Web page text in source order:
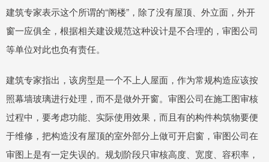
建筑专家表示这个所谓的“阁楼”，除了没有屋顶、外立面，外开
窗一应俱全，根据相关建设规范这种设计是不合理的，审图公司
等单位对此也负有责任。
建筑专家指出，该房型是一个不上人屋面，作为常规构造应该按
照幕墙玻璃进行处理，而不是做外开窗。审图公司在施工图审核
过程中，要考虑功能、实际使用效果，而且有的构件构筑物要便
于维修，把构造没有屋顶的室外部分上做可开启窗，审图公司在
审图上是有一定失误的。规划阶段只审核高度、宽度、容积率，